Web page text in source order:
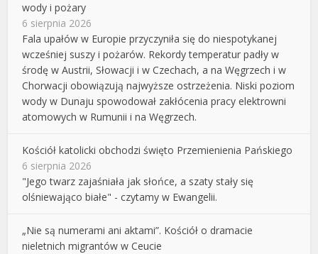
wody i pożary
6 sierpnia 2026
Fala upałów w Europie przyczyniła się do niespotykanej
wcześniej suszy i pożarów. Rekordy temperatur padły w
środę w Austrii, Słowacji i w Czechach, a na Węgrzech i w
Chorwacji obowiązują najwyższe ostrzeżenia. Niski poziom
wody w Dunaju spowodował zakłócenia pracy elektrowni
atomowych w Rumunii i na Węgrzech.
Kościół katolicki obchodzi święto Przemienienia Pańskiego
6 sierpnia 2026
"Jego twarz zajaśniała jak słońce, a szaty stały się
olśniewająco białe" - czytamy w Ewangelii.
„Nie są numerami ani aktami”. Kościół o dramacie
nieletnich migrantów w Ceucie